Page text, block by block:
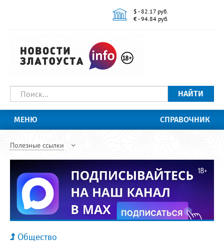
$ - 82.17 руб.
€ - 94.84 руб.
НАЙТИ
МЕНЮ СПРАВОЧНИК
Полезные ссылки
Общество